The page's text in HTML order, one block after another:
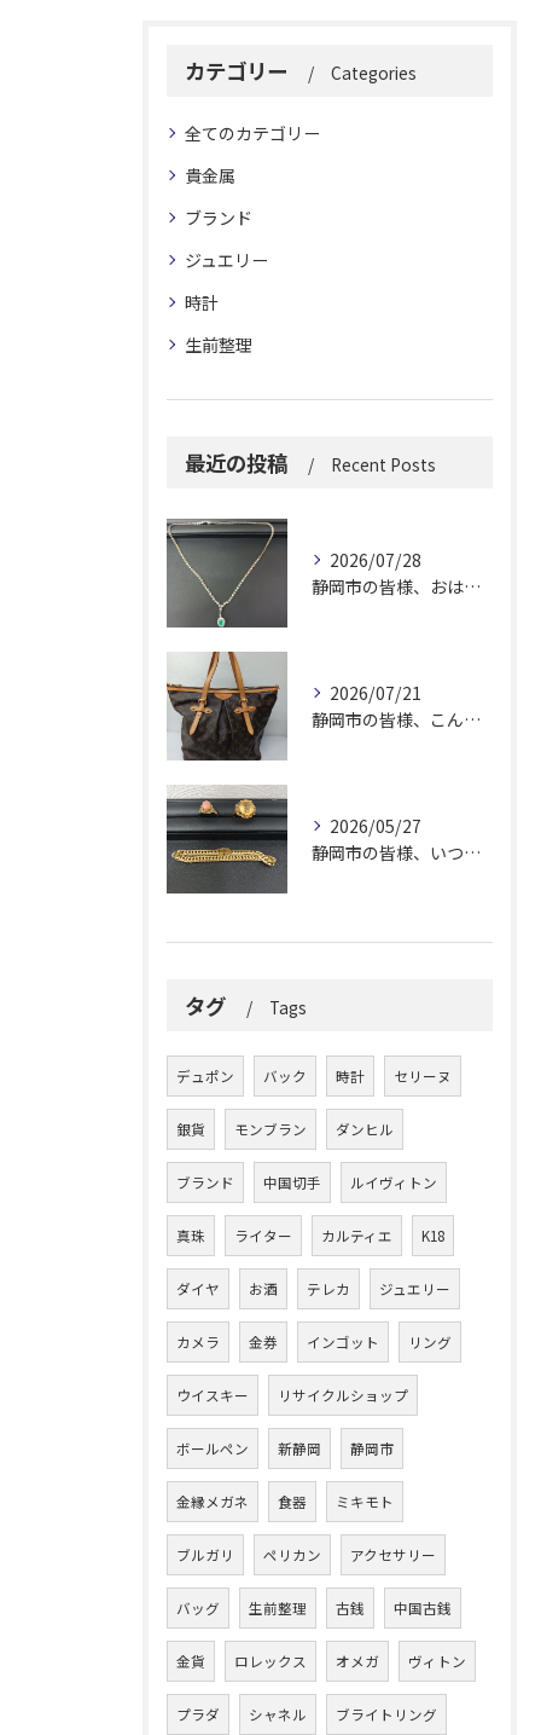
カテゴリー Categories
全てのカテゴリー
貴金属
ブランド
ジュエリー
時計
生前整理
最近の投稿 Recent Posts
2026/07/28
静岡市の皆様、おはようございます。
2026/07/21
静岡市の皆様、こんにちは！
2026/05/27
静岡市の皆様、いつも大変お世話になっております。
タグ Tags
デュポン バック 時計 セリーヌ
銀貨 モンブラン ダンヒル
ブランド 中国切手 ルイヴィトン
真珠 ライター カルティエ K18
ダイヤ お酒 テレカ ジュエリー
カメラ 金券 インゴット リング
ウイスキー リサイクルショップ
ボールペン 新静岡 静岡市
金縁メガネ 食器 ミキモト
ブルガリ ペリカン アクセサリー
バッグ 生前整理 古銭 中国古銭
金貨 ロレックス オメガ ヴィトン
プラダ シャネル ブライトリング